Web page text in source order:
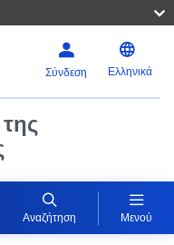
Σύνδεση Ελληνικά
Αναζήτηση Μενού